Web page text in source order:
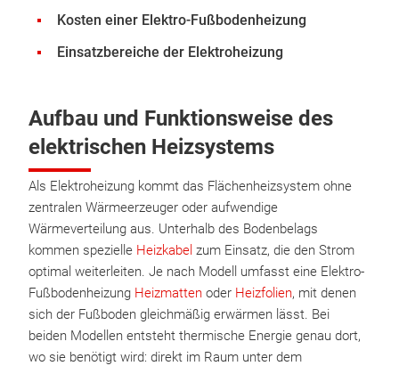
Kosten einer Elektro-Fußbodenheizung
Einsatzbereiche der Elektroheizung
Aufbau und Funktionsweise des
elektrischen Heizsystems
Als Elektroheizung kommt das Flächenheizsystem ohne
zentralen Wärmeerzeuger oder aufwendige
Wärmeverteilung aus. Unterhalb des Bodenbelags
kommen spezielle Heizkabel zum Einsatz, die den Strom
optimal weiterleiten. Je nach Modell umfasst eine Elektro-
Fußbodenheizung Heizmatten oder Heizfolien, mit denen
sich der Fußboden gleichmäßig erwärmen lässt. Bei
beiden Modellen entsteht thermische Energie genau dort,
wo sie benötigt wird: direkt im Raum unter dem